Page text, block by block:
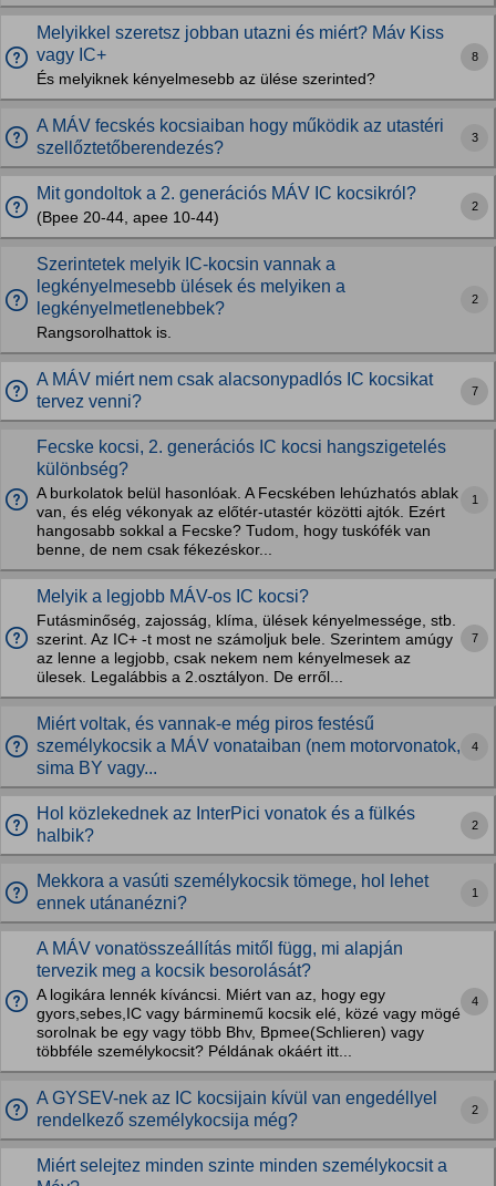
Melyikkel szeretsz jobban utazni és miért? Máv Kiss
vagy IC+
És melyiknek kényelmesebb az ülése szerinted?
8
A MÁV fecskés kocsiaiban hogy működik az utastéri
szellőztetőberendezés?
3
Mit gondoltok a 2. generációs MÁV IC kocsikról?
(Bpee 20-44, apee 10-44)
2
Szerintetek melyik IC-kocsin vannak a
legkényelmesebb ülések és melyiken a
legkényelmetlenebbek?
Rangsorolhattok is.
2
A MÁV miért nem csak alacsonypadlós IC kocsikat
tervez venni?
7
Fecske kocsi, 2. generációs IC kocsi hangszigetelés
különbség?
A burkolatok belül hasonlóak. A Fecskében lehúzhatós ablak
van, és elég vékonyak az előtér-utastér közötti ajtók. Ezért
hangosabb sokkal a Fecske? Tudom, hogy tuskófék van
benne, de nem csak fékezéskor...
1
Melyik a legjobb MÁV-os IC kocsi?
Futásminőség, zajosság, klíma, ülések kényelmessége, stb.
szerint. Az IC+ -t most ne számoljuk bele. Szerintem amúgy
az lenne a legjobb, csak nekem nem kényelmesek az
ülesek. Legalábbis a 2.osztályon. De erről...
7
Miért voltak, és vannak-e még piros festésű
személykocsik a MÁV vonataiban (nem motorvonatok,
sima BY vagy...
4
Hol közlekednek az InterPici vonatok és a fülkés
halbik?
2
Mekkora a vasúti személykocsik tömege, hol lehet
ennek utánanézni?
1
A MÁV vonatösszeállítás mitől függ, mi alapján
tervezik meg a kocsik besorolását?
A logikára lennék kíváncsi. Miért van az, hogy egy
gyors,sebes,IC vagy bárminemű kocsik elé, közé vagy mögé
sorolnak be egy vagy több Bhv, Bpmee(Schlieren) vagy
többféle személykocsit? Példának okáért itt...
4
A GYSEV-nek az IC kocsijain kívül van engedéllyel
rendelkező személykocsija még?
2
Miért selejtez minden szinte minden személykocsit a